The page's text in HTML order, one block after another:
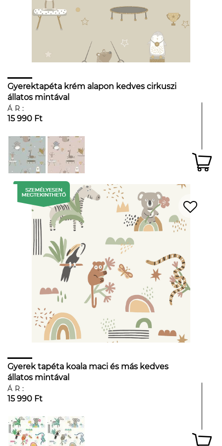
Gyerektapéta krém alapon kedves cirkuszi
állatos mintával
ÁR:
15 990 Ft
Gyerek tapéta koala maci és más kedves
állatos mintával
ÁR:
15 990 Ft